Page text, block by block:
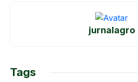
o
e
jurnalagro
Tags